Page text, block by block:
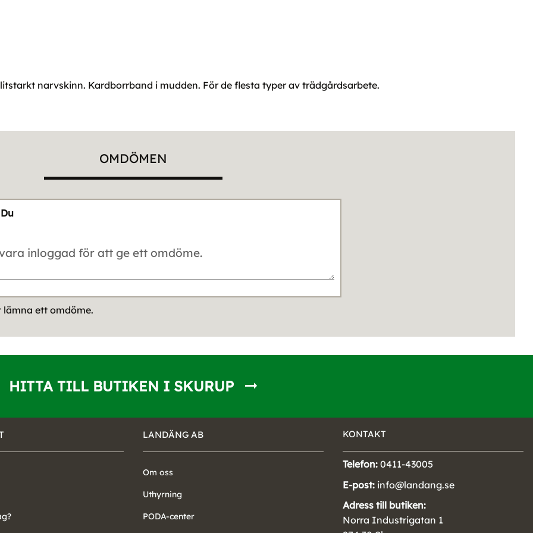
narvskinn. Kardborrband i mudden. För de flesta typer av trädgårdsarbete.
OMDÖMEN
Du
ett omdöme.
HITTA TILL BUTIKEN I SKURUP
LANDÄNG AB
Om oss
Uthyrning
PODA-center
KONTAKT
Telefon: 0411-43005
E-post: info@landang.se
Adress till butiken:
Norra Industrigatan 1